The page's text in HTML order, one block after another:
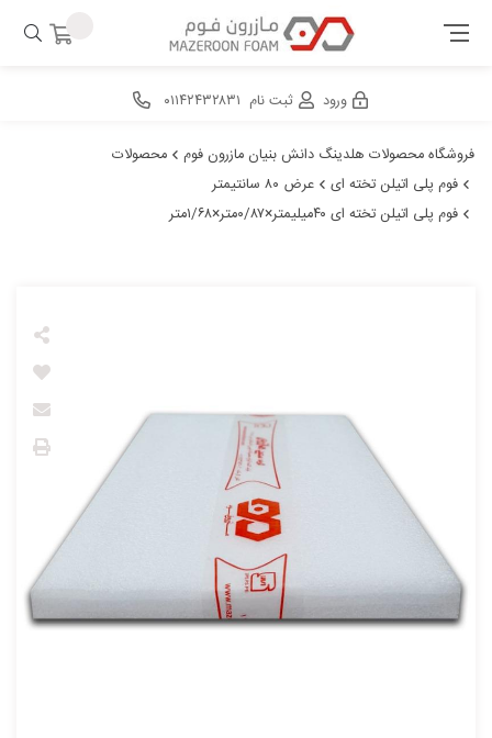
ورود ثبت نام ۰۱۱۴۲۴۳۲۸۳۱
فروشگاه محصولات هلدینگ دانش بنیان مازرون فوم
محصولات
فوم پلی اتیلن تخته ای
عرض ۸۰ سانتیمتر
فوم پلی اتیلن تخته ای ۴۰میلیمتر×۰/۸۷متر×۱/۶۸متر